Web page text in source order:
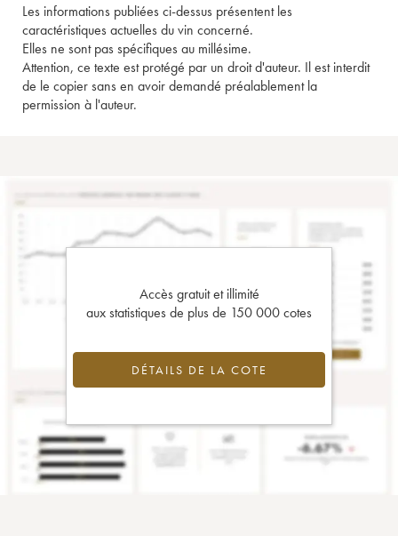
Les informations publiées ci-dessus présentent les
caractéristiques actuelles du vin concerné.
Elles ne sont pas spécifiques au millésime.
Attention, ce texte est protégé par un droit d'auteur. Il est interdit
de le copier sans en avoir demandé préalablement la
permission à l'auteur.
Accès gratuit et illimité
aux statistiques de plus de 150 000 cotes
DÉTAILS DE LA COTE